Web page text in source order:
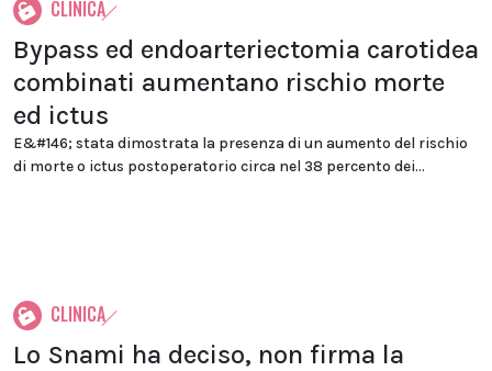
CLINICA
Bypass ed endoarteriectomia carotidea
combinati aumentano rischio morte
ed ictus
E&#146; stata dimostrata la presenza di un aumento del rischio
di morte o ictus postoperatorio circa nel 38 percento dei...
CLINICA
Lo Snami ha deciso, non firma la